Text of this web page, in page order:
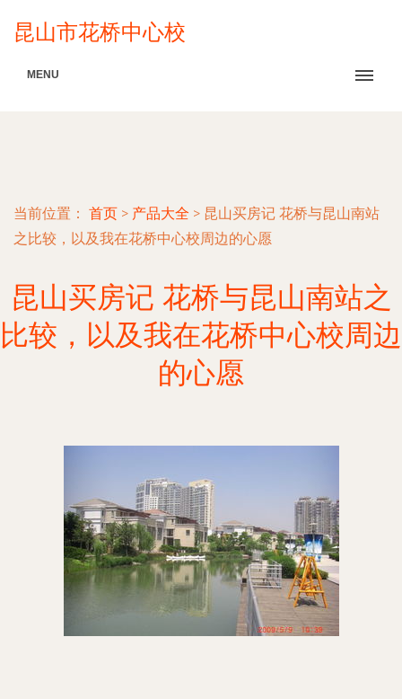
昆山市花桥中心校
MENU
当前位置： 首页 > 产品大全 > 昆山买房记 花桥与昆山南站
之比较，以及我在花桥中心校周边的心愿
昆山买房记 花桥与昆山南站之
比较，以及我在花桥中心校周边
的心愿